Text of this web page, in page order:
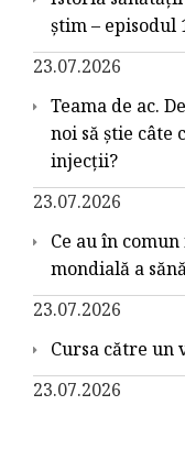
știm – episodul
23.07.2026
Teama de ac.
noi să știe
injecții?
23.07.2026
Ce au în
mondială a
23.07.2026
Cursa către un
23.07.2026